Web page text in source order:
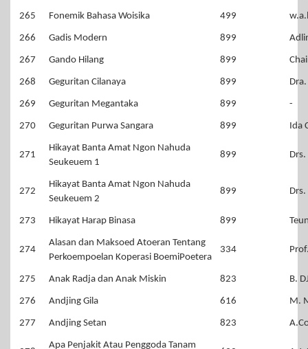
265 Fonemik Bahasa Woisika 499
266 Gadis Modern 899
267 Gando Hilang 899
268 Geguritan Cilanaya 899
269 Geguritan Megantaka 899 -
270 Geguritan Purwa Sangara 899 Ida
271
Hikayat Banta Amat Ngon Nahuda
Seukeuem 1
899
272
Hikayat Banta Amat Ngon Nahuda
Seukeuem 2
899
273 Hikayat Harap Binasa 899
274
Alasan dan Maksoed Atoeran Tentang
Perkoempoelan Koperasi BoemiPoetera
334
275 Anak Radja dan Anak Miskin 823 B.
276 Andjing Gila 616 M.
277 Andjing Setan 823
Apa Penjakit Atau Penggoda Tanam